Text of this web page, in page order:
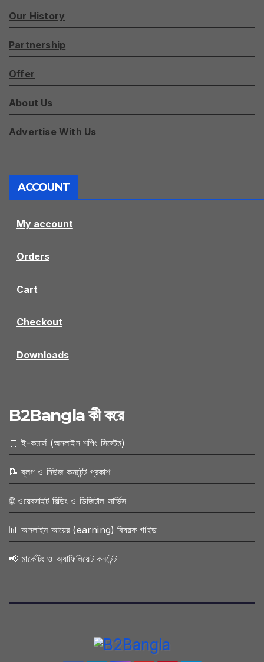
Our History
Partnership
Offer
About Us
Advertise With Us
ACCOUNT
My account
Orders
Cart
Checkout
Downloads
B2Bangla কী করে
🛒 ই-কমার্স (অনলাইন শপিং সিস্টেম)
📝 ব্লগ ও নিউজ কনটেন্ট প্রকাশ
🌐 ওয়েবসাইট বিল্ডিং ও ডিজিটাল সার্ভিস
📊 অনলাইন আয়ের (earning) বিষয়ক গাইড
📢 মার্কেটিং ও অ্যাফিলিয়েট কনটেন্ট